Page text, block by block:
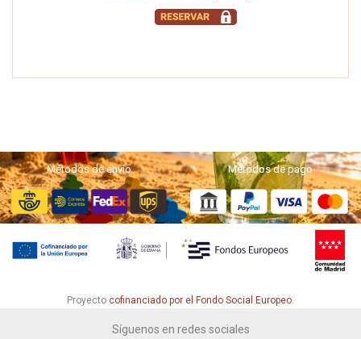
Métodos de envío Métodos de pago
Proyecto cofinanciado por el Fondo Social Europeo
Síguenos en redes sociales